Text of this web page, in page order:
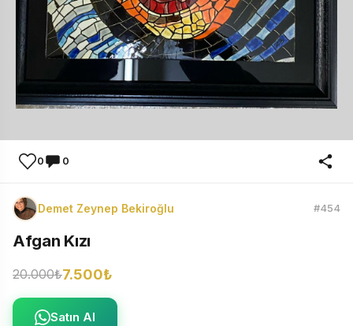
0 0
Demet Zeynep Bekiroğlu #454
Afgan Kızı
20.000₺7.500₺
Satın Al